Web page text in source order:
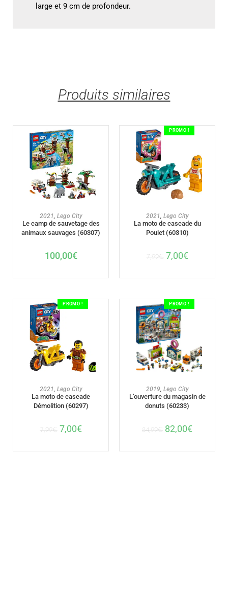
large et 9 cm de profondeur.
Produits similaires
AJOUTER AU PANIER
2021 Lego City
Le camp de sauvetage des
animaux sauvages (60307)
100,00€
PROMO !
AJOUTER AU PANIER
2021 Lego City
La moto de cascade du
Poulet (60310)
7,99€ 7,00€
PROMO !
AJOUTER AU PANIER
2021 Lego City
La moto de cascade
Démolition (60297)
7,99€ 7,00€
PROMO !
AJOUTER AU PANIER
2019, Lego City
L’ouverture du magasin de
donuts (60233)
84,99€ 82,00€